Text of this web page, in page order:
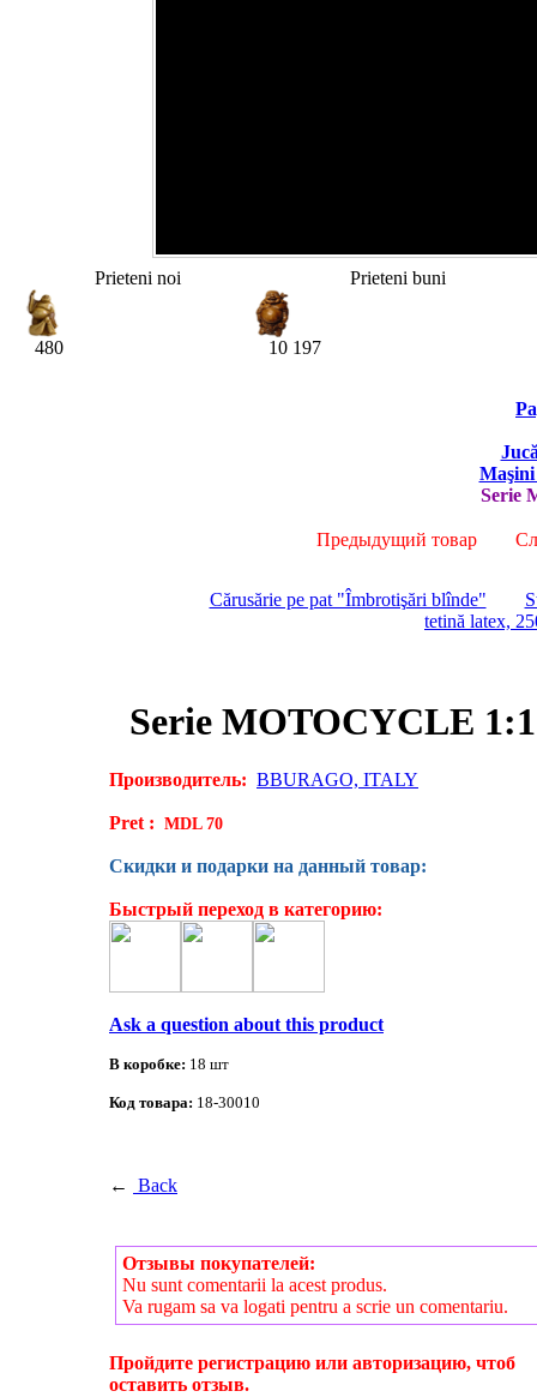
Prieteni noi
480
Prieteni buni
10 197
Maşini
Serie
Предыдущий товар
Cărusărie pe pat "Îmbrotişări blînde"
tetină latex,
Serie MOTOCYCLE
Производитель: BBURAGO, ITALY
Pret : MDL 70
Скидки и подарки на данный товар:
Быстрый переход в категорию:
Ask a question about this product
В коробке: 18 шт
Код товара: 18-30010
← Back
Отзывы покупателей:
Nu sunt comentarii la acest produs.
Va rugam sa va logati pentru a scrie un comentariu.
Пройдите регистрацию или авторизацию, чтоб
оставить отзыв.